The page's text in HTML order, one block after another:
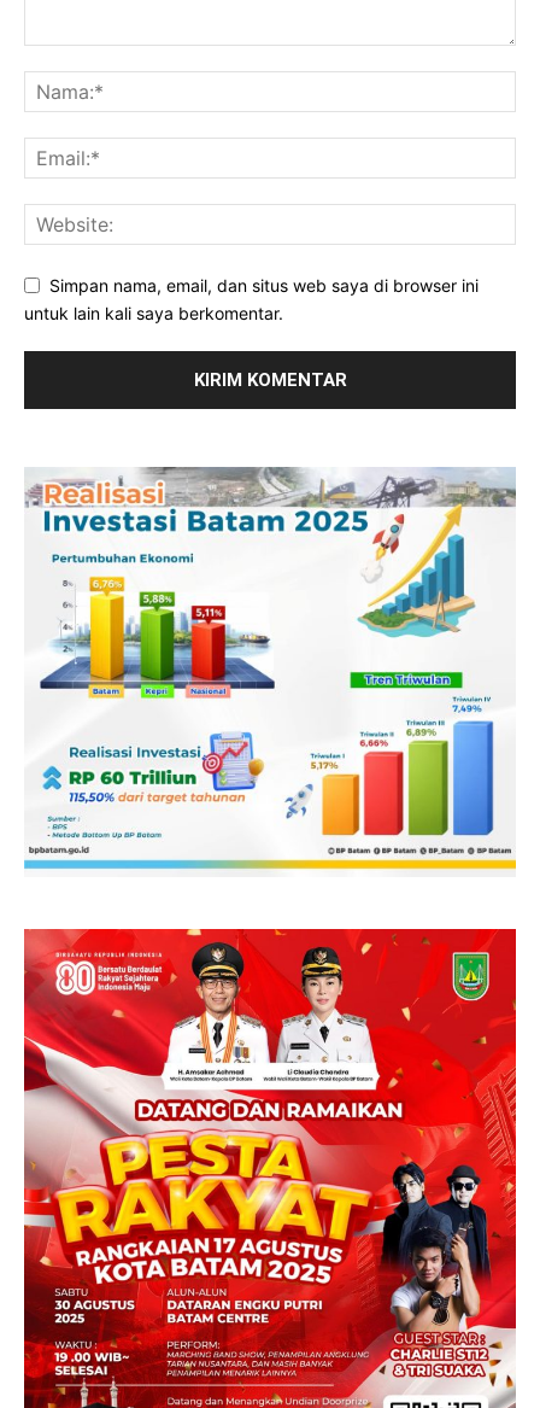
Simpan nama, email, dan situs web saya di browser ini
untuk lain kali saya berkomentar.